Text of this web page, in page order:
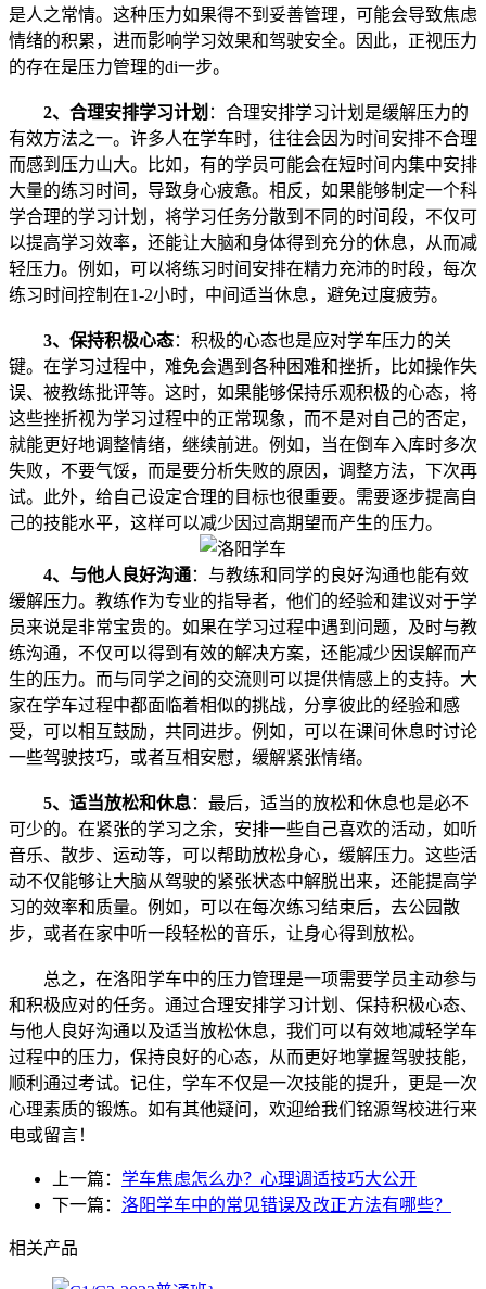
是人之常情。这种压力如果得不到妥善管理，可能会导致焦虑
情绪的积累，进而影响学习效果和驾驶安全。因此，正视压力
的存在是压力管理的di一步。
2、 合理安排学习计划 ：合理安排学习计划是缓解压力的
有效方法之一。许多人在学车时，往往会因为时间安排不合理
而感到压力山大。比如，有的学员可能会在短时间内集中安排
大量的练习时间，导致身心疲惫。相反，如果能够制定一个科
学合理的学习计划，将学习任务分散到不同的时间段，不仅可
以提高学习效率，还能让大脑和身体得到充分的休息，从而减
轻压力。例如，可以将练习时间安排在精力充沛的时段，每次
练习时间控制在1-2小时，中间适当休息，避免过度疲劳。
3、 保持积极心态：积极的心态也是应对学车压力的关
键。在学习过程中，难免会遇到各种困难和挫折，比如操作失
误、被教练批评等。这时，如果能够保持乐观积极的心态，将
这些挫折视为学习过程中的正常现象，而不是对自己的否定，
就能更好地调整情绪，继续前进。例如，当在倒车入库时多次
失败，不要气馁，而是要分析失败的原因，调整方法，下次再
试。此外，给自己设定合理的目标也很重要。需要逐步提高自
己的技能水平，这样可以减少因过高期望而产生的压力。
4、与他人良好沟通：与教练和同学的良好沟通也能有效
缓解压力。教练作为专业的指导者，他们的经验和建议对于学
员来说是非常宝贵的。如果在学习过程中遇到问题，及时与教
练沟通，不仅可以得到有效的解决方案，还能减少因误解而产
生的压力。而与同学之间的交流则可以提供情感上的支持。大
家在学车过程中都面临着相似的挑战，分享彼此的经验和感
受，可以相互鼓励，共同进步。例如，可以在课间休息时讨论
一些驾驶技巧，或者互相安慰，缓解紧张情绪。
5、 适当放松和休息：最后，适当的放松和休息也是必不
可少的。在紧张的学习之余，安排一些自己喜欢的活动，如听
音乐、散步、运动等，可以帮助放松身心，缓解压力。这些活
动不仅能够让大脑从驾驶的紧张状态中解脱出来，还能提高学
习的效率和质量。例如，可以在每次练习结束后，去公园散
步，或者在家中听一段轻松的音乐，让身心得到放松。
总之，在洛阳学车中的压力管理是一项需要学员主动参与
和积极应对的任务。通过合理安排学习计划、保持积极心态、
与他人良好沟通以及适当放松休息，我们可以有效地减轻学车
过程中的压力，保持良好的心态，从而更好地掌握驾驶技能，
顺利通过考试。记住，学车不仅是一次技能的提升，更是一次
心理素质的锻炼。如有其他疑问，欢迎给我们铭源驾校进行来
电或留言！
上一篇： 学车焦虑怎么办？心理调适技巧大公开
下一篇： 洛阳学车中的常见错误及改正方法有哪些？
相关产品